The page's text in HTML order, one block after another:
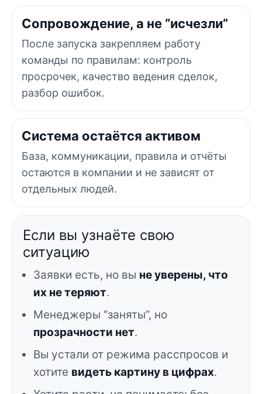
Сопровождение, а не “исчезли”
После запуска закрепляем работу
команды по правилам: контроль
просрочек, качество ведения сделок,
разбор ошибок.
Система остаётся активом
База, коммуникации, правила и отчёты
остаются в компании и не зависят от
отдельных людей.
Если вы узнаёте свою
ситуацию
Заявки есть, но вы не уверены, что
их не теряют.
Менеджеры “заняты”, но
прозрачности нет.
Вы устали от режима расспросов и
хотите видеть картину в цифрах.